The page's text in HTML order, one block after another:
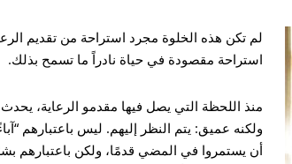
لم تكن هذه الخلوة مجرد استراحة من تقديم
استراحة مقصودة في حياة نادراً ما تسمح بذلك.
منذ اللحظة التي يصل فيها مقدمو الرعاية،
ولكنه عميق: يتم النظر إليهم. ليس باعتبارهم
أن يستمروا في المضي قدمًا، ولكن باعتبارهم